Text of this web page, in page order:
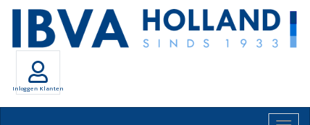
Inloggen Klanten